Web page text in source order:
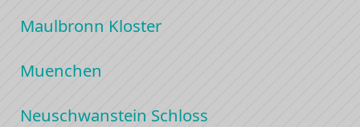
Maulbronn Kloster
Muenchen
Neuschwanstein Schloss